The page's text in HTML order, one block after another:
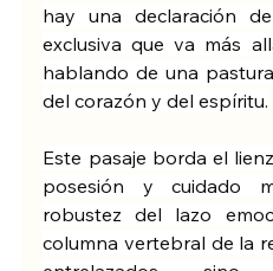
hay una declaración
exclusiva que va más
hablando de una
del corazón y del espíritu.
Este pasaje borda el
posesión y cuidado
robustez del lazo
columna vertebral de la